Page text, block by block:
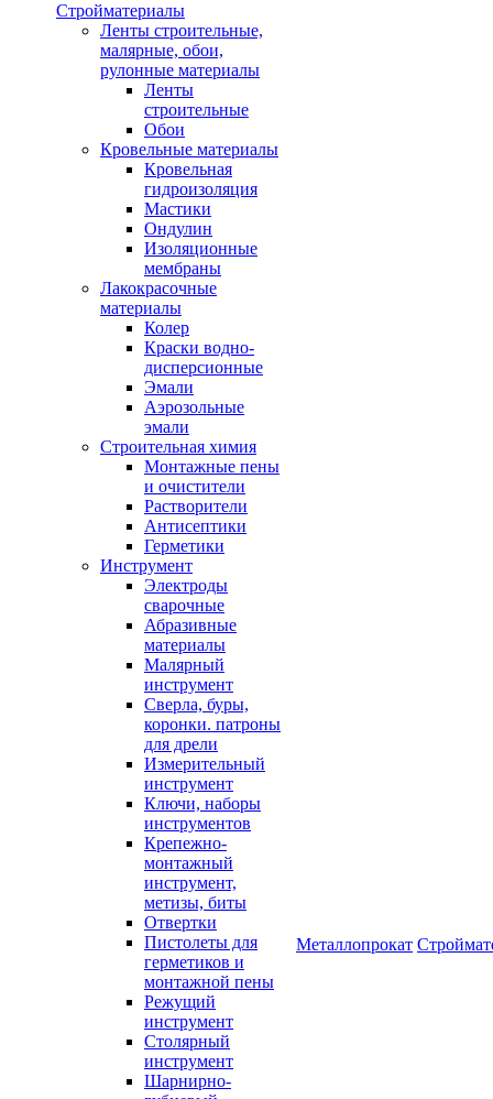
Стройматериалы
Ленты строительные,
малярные, обои,
рулонные материалы
Ленты
строительные
Обои
Кровельные материалы
Кровельная
гидроизоляция
Мастики
Ондулин
Изоляционные
мембраны
Лакокрасочные
материалы
Колер
Краски водно-
дисперсионные
Эмали
Аэрозольные
эмали
Строительная химия
Монтажные пены
и очистители
Растворители
Антисептики
Герметики
Инструмент
Электроды
сварочные
Абразивные
материалы
Малярный
инструмент
Сверла, буры,
коронки. патроны
для дрели
Измерительный
инструмент
Ключи, наборы
инструментов
Крепежно-
монтажный
инструмент,
метизы, биты
Отвертки
Пистолеты для
герметиков и
монтажной пены
Режущий
инструмент
Столярный
инструмент
Шарнирно-
Металлопрокат